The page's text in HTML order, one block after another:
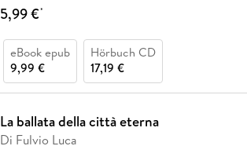
5,99 €*
eBook epub
9,99 €
Hörbuch CD
17,19 €
La ballata della città eterna
Di Fulvio Luca